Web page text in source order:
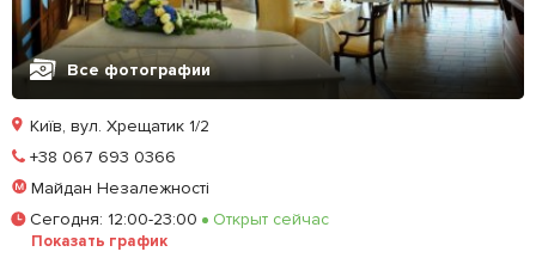
Все фотографии
Київ, вул. Хрещатик 1/2
+38 067 693 0366
Майдан Незалежності
Сегодня: 12:00-23:00 Открыт сейчас
Показать график